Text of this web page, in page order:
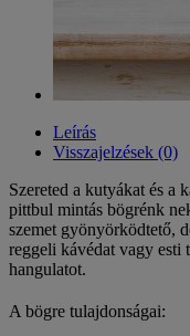
Leírás
Visszajelzések (0)
Szereted a kutyákat és a
pittbul mintás bögrénk
szemet gyönyörködtető,
reggeli kávédat vagy esti
hangulatot.
A bögre tulajdonságai: